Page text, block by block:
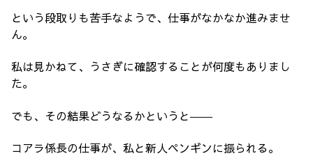
という段取りも苦手なようで、仕事がなかなか進みませ
ん。
私は見かねて、うさぎに確認することが何度もありまし
た。
でも、その結果どうなるかというと――
コアラ係長の仕事が、私と新人ペンギンに振られる。